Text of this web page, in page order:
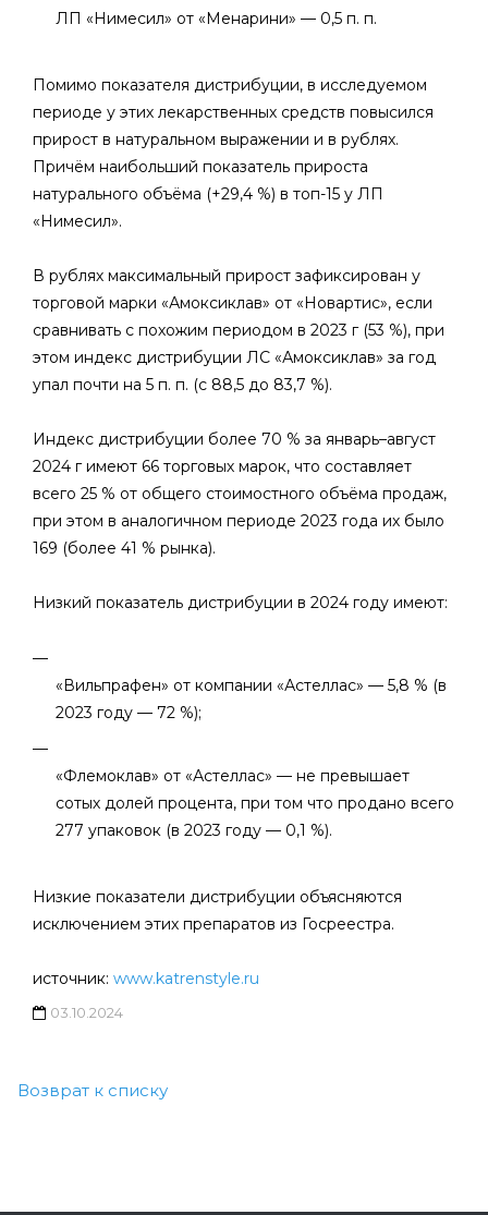
ЛП «Нимесил» от «Менарини» — 0,5 п. п.
Помимо показателя дистрибуции, в исследуемом
периоде у этих лекарственных средств повысился
прирост в натуральном выражении и в рублях.
Причём наибольший показатель прироста
натурального объёма (+29,4 %) в топ-15 у ЛП
«Нимесил».
В рублях максимальный прирост зафиксирован у
торговой марки «Амоксиклав» от «Новартис», если
сравнивать с похожим периодом в 2023 г (53 %), при
этом индекс дистрибуции ЛС «Амоксиклав» за год
упал почти на 5 п. п. (с 88,5 до 83,7 %).
Индекс дистрибуции более 70 % за январь–август
2024 г имеют 66 торговых марок, что составляет
всего 25 % от общего стоимостного объёма продаж,
при этом в аналогичном периоде 2023 года их было
169 (более 41 % рынка).
Низкий показатель дистрибуции в 2024 году имеют:
«Вильпрафен» от компании «Астеллас» — 5,8 % (в
2023 году — 72 %);
«Флемоклав» от «Астеллас» — не превышает
сотых долей процента, при том что продано всего
277 упаковок (в 2023 году — 0,1 %).
Низкие показатели дистрибуции объясняются
исключением этих препаратов из Госреестра.
источник: www.katrenstyle.ru
03.10.2024
Возврат к списку